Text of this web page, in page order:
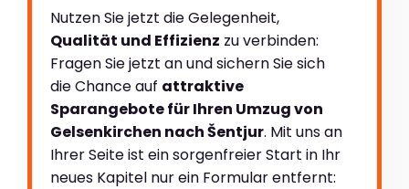
Nutzen Sie jetzt die Gelegenheit,
Qualität und Effizienz zu verbinden:
Fragen Sie jetzt an und sichern Sie sich
die Chance auf attraktive
Sparangebote für Ihren Umzug von
Gelsenkirchen nach Šentjur. Mit uns an
Ihrer Seite ist ein sorgenfreier Start in Ihr
neues Kapitel nur ein Formular entfernt: